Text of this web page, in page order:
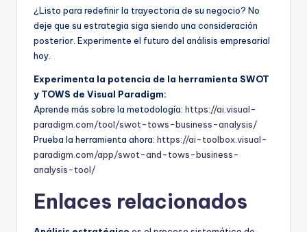
¿Listo para redefinir la trayectoria de su negocio? No
deje que su estrategia siga siendo una consideración
posterior. Experimente el futuro del análisis empresarial
hoy.
Experimenta la potencia de la herramienta SWOT
y TOWS de Visual Paradigm:
Aprende más sobre la metodología: https://ai.visual-
paradigm.com/tool/swot-tows-business-analysis/
Prueba la herramienta ahora: https://ai-toolbox.visual-
paradigm.com/app/swot-and-tows-business-
analysis-tool/
Enlaces relacionados